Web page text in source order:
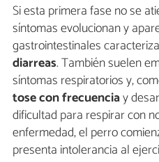
Si esta primera fase no se
síntomas evolucionan y
gastrointestinales
diarreas. También suelen
síntomas respiratorios y,
tose con frecuenciay
dificultad para respirar con
enfermedad, el perro
presenta intolerancia al